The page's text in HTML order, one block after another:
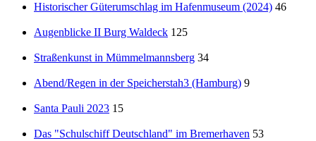
Historischer Güterumschlag im Hafenmuseum (2024) 46
Augenblicke II Burg Waldeck 125
Straßenkunst in Mümmelmannsberg 34
Abend/Regen in der Speicherstah3 (Hamburg) 9
Santa Pauli 2023 15
Das "Schulschiff Deutschland" im Bremerhaven 53